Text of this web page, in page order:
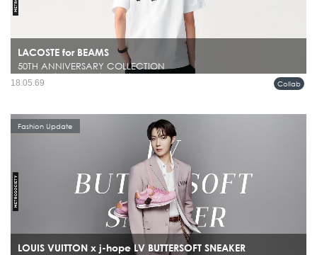
LACOSTE for BEAMS
50TH ANNIVERSARY COLLECTION
ในโลกแฟชั่นผู้ชาย มีไม่กี่แบรนด์ที่สามารถรักษาคาแรกเตอร์ของตัวเองไว้ได้ชัดเจน
Collab
18.05.69
LOUIS VUITTON x j-hope LV BUTTERSOFT SNEAKER
Fashion Update